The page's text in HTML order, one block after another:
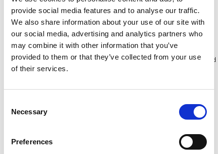
provide social media features and to analyse our traffic.
We also share information about your use of our site with
our social media, advertising and analytics partners who
may combine it with other information that you’ve
provided to them or that they’ve collected from your use
of their services.
Selection
Necessary
Preferences
Bekijk product Bekijk product
Meer dan 10.000 tevreden
klanten
Gratis verzending in Nederland